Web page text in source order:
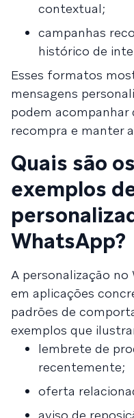
contextual;
campanhas
histórico de
Esses formatos
mensagens
podem acompanhar
recompra e manter
Quais são
exemplos
WhatsApp?
A personalização no
em aplicações
padrões de
exemplos que
lembrete de
recentemente;
oferta
aviso de